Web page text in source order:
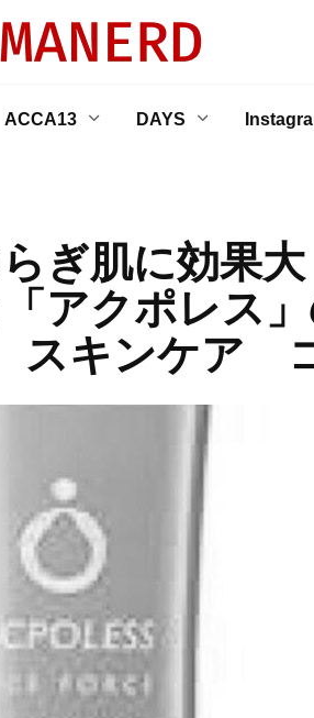
ACCA13 DAYS
ぎ肌に効果
アクポレス
スキンケア